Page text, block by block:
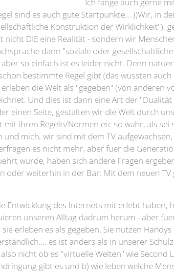
sind es auch gute Startpunkte... ))Wir, in
Konstruktion der Wirklichkeit"),
nicht DIE eine Realität - sondern wir
dann "soziale oder
so einfach ist es leider nicht. Denn
bestimmte Regel gibt (das wussten
die Welt als "gegeben" (von anderen
Und dies ist dann eine Art der
einen Seite, gestalten wir die Welt durch
mit ihren Regeln/Normen etc so wahr, als
und mich, wir sind mit dem TV
es nicht mehr, aber fuer die
wurde, haben sich andere Fragen
oder weiterhin in der Bar: Mit dem neuen
Entwicklung des Internets mit erlebt haben,
unseren Alltag dadrum herum - aber
erleben es als gegeben. Sie nutzen
es ist anders als in unserer
nicht ob es "virtuelle Welten" wie Second
gibt es und b) wie leben welche